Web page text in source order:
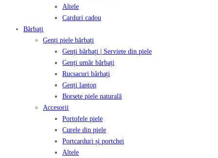
Altele
Carduri cadou
Bărbați
Genți piele bărbați
Genți bărbați | Serviete din piele
Genți umăr bărbați
Rucsacuri bărbați
Genți laptop
Borsete piele naturală
Accesorii
Portofele piele
Curele din piele
Portcarduri și portchei
Altele